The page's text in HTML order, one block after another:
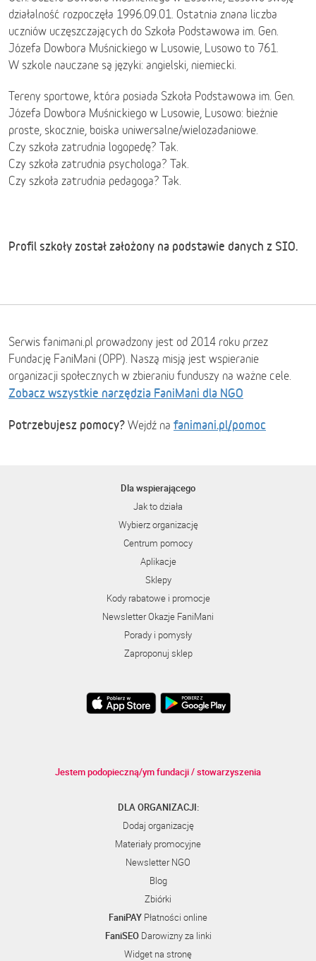
działalność rozpoczęła 1996.09.01. Ostatnia znana liczba
uczniów uczęszczających do Szkoła Podstawowa im. Gen.
Józefa Dowbora Muśnickiego w Lusowie, Lusowo to 761.
W szkole nauczane są języki: angielski, niemiecki.
Tereny sportowe, która posiada Szkoła Podstawowa im. Gen.
Józefa Dowbora Muśnickiego w Lusowie, Lusowo: bieżnie
proste, skocznie, boiska uniwersalne/wielozadaniowe.
Czy szkoła zatrudnia logopedę? Tak.
Czy szkoła zatrudnia psychologa? Tak.
Czy szkoła zatrudnia pedagoga? Tak.
Profil szkoły został założony na podstawie danych z SIO.
Serwis fanimani.pl prowadzony jest od 2014 roku przez
Fundację FaniMani (OPP). Naszą misją jest wspieranie
organizacji społecznych w zbieraniu funduszy na ważne cele.
Zobacz wszystkie narzędzia FaniMani dla NGO
Potrzebujesz pomocy? Wejdź na fanimani.pl/pomoc
Dla wspierającego
Jak to działa
Wybierz organizację
Centrum pomocy
Aplikacje
Sklepy
Kody rabatowe i promocje
Newsletter Okazje FaniMani
Porady i pomysły
Zaproponuj sklep
Jestem podopieczną/ym fundacji / stowarzyszenia
DLA ORGANIZACJI:
Dodaj organizację
Materiały promocyjne
Newsletter NGO
Blog
Zbiórki
FaniPAY Płatności online
FaniSEODarowizny za linki
Widget na stronę